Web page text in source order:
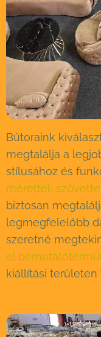
Bútoraink
megtalálja a
stílusához és
mérettel,
biztosan
legmegfelelőbb
szeretné
el
kiállítási területen